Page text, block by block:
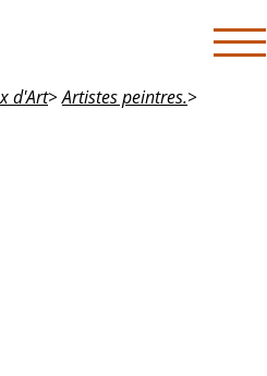
d'Art>Artistes peintres.>